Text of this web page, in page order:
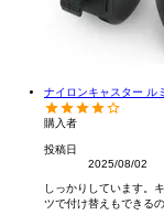
ナイロンキャスター ル
購入者
投稿日
2025/08/02
しっかりしています。
ツで付け替えもできる